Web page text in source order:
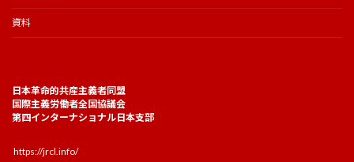
資料
日本革命的共産主義者同盟
国際主義労働者全国協議会
第四インターナショナル日本支部
https://jrcl.info/